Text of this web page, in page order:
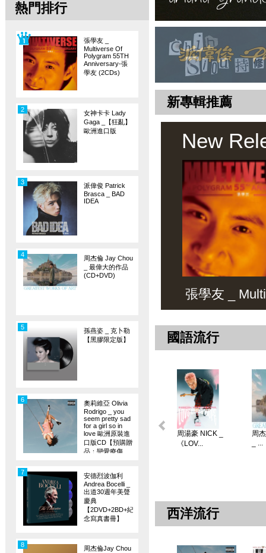
熱門排行
張學友 _
Multiverse Of
Polygram 55TH
Anniversary-張
學友 (2CDs)
女神卡卡 Lady
Gaga _【狂亂】
歐洲進口版
2
派偉俊 Patrick
Brasca _ BAD
IDEA
3
周杰倫 Jay Chou
_ 最偉大的作品
(CD+DVD)
4
孫燕姿 _ 克卜勒
【黑膠限定版】
5
奧莉維亞 Olivia
Rodrigo _ you
seem pretty sad
for a girl so in
love 歐洲原裝進
口版CD【預購贈
品：戀愛療傷
6
安德烈波伽利
Andrea Bocelli _
出道30週年美聲
慶典
【2DVD+2BD+紀
念寫真書冊】
7
周杰倫Jay Chou
8
新專輯推薦
New
張學友 _
國語流行
周湯豪 NICK _
《LOV...
周
_ ...
西洋流行